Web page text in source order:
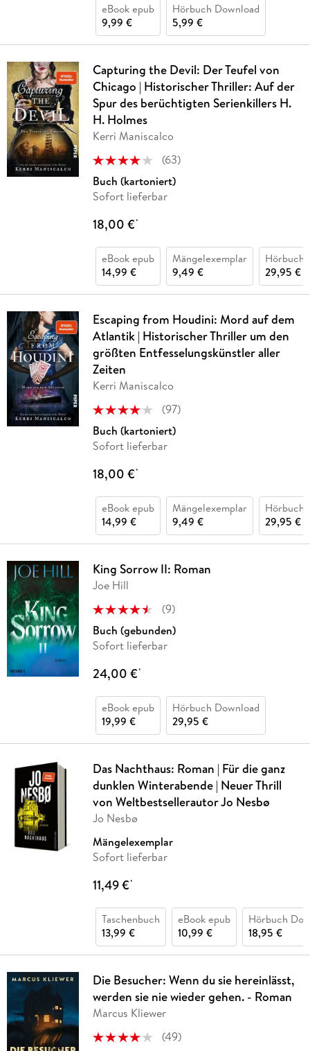
eBook epub
9,99 €
Hörbuch Download
5,99 €
Capturing the Devil: Der Teufel von
Chicago | Historischer Thriller: Auf der
Spur des berüchtigten Serienkillers H.
H. Holmes
Kerri Maniscalco
(63)
Buch (kartoniert)
Sofort lieferbar
18,00 €*
eBook epub
14,99 €
Mängelexemplar
9,49 €
Hörbuch
29,95 €
Escaping from Houdini: Mord auf dem
Atlantik | Historischer Thriller um den
größten Entfesselungskünstler aller
Zeiten
Kerri Maniscalco
(97)
Buch (kartoniert)
Sofort lieferbar
18,00 €*
eBook epub
14,99 €
Mängelexemplar
9,49 €
Hörbuch
29,95 €
King Sorrow II: Roman
Joe Hill
(9)
Buch (gebunden)
Sofort lieferbar
24,00 €*
eBook epub
19,99 €
Hörbuch Download
29,95 €
Das Nachthaus: Roman | Für die ganz
dunklen Winterabende | Neuer Thrill
von Weltbestsellerautor Jo Nesbø
Jo Nesbø
Mängelexemplar
Sofort lieferbar
11,49 €*
Taschenbuch
13,99 €
eBook epub
10,99 €
Hörbuch
18,95 €
Die Besucher: Wenn du sie hereinlässt,
werden sie nie wieder gehen. - Roman
Marcus Kliewer
(49)